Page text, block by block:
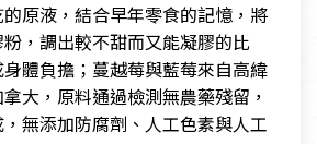
原液，結合早年零食的記憶，將
，調出較不甜而又能凝膠的比
體負擔；蔓越莓與藍莓來自高緯
大，原料通過檢測無農藥殘留，
無添加防腐劑、人工色素與人工